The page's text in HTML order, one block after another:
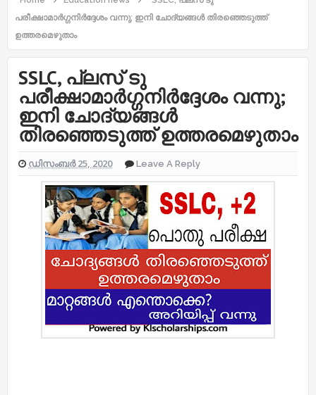
പരീക്ഷാമാർഗ്ഗനിർദ്ദേശം വന്നു; ഇനി ചോദ്യങ്ങൾ തിരഞ്ഞെടുത്ത്
ഉത്തരമെഴുതാം
SSLC, പ്ലസ് ടു
പരീക്ഷാമാർഗ്ഗനിർദ്ദേശം വന്നു;
ഇനി ചോദ്യങ്ങൾ
തിരഞ്ഞെടുത്ത് ഉത്തരമെഴുതാം
ഡിസംബർ 25, 2020 Leave A Reply